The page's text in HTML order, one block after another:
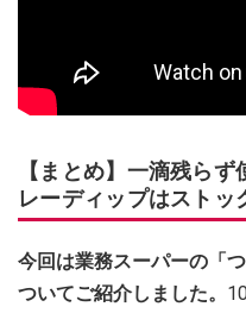
【まとめ】一滴残ら
レーディップはストッ
今回は業務スーパーの「
ついてご紹介しました。